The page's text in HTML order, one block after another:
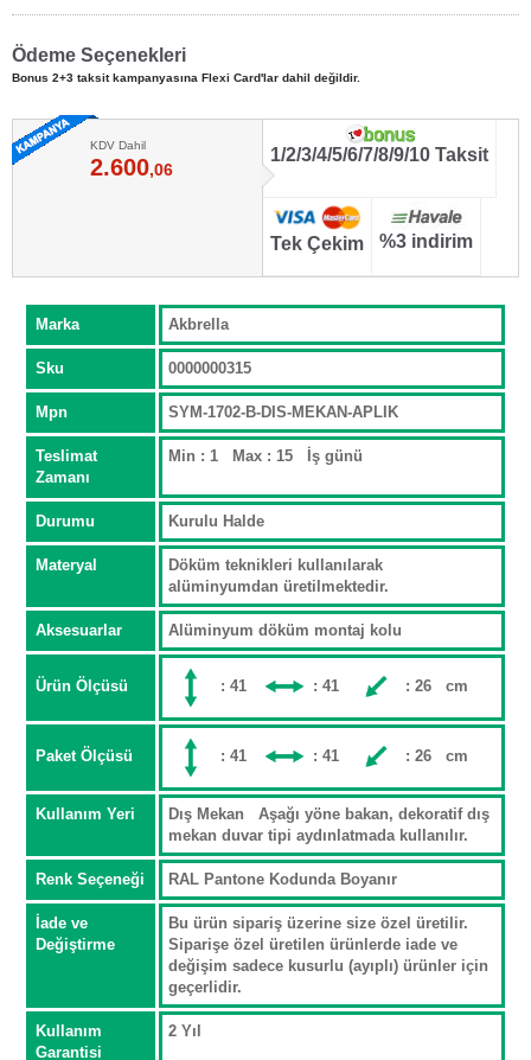
Ödeme Seçenekleri
Bonus 2+3 taksit kampanyasına Flexi Card'lar dahil değildir.
KDV Dahil
2.600,06
1/2/3/4/5/6/7/8/9/10 Taksit
Tek Çekim %3 indirim
Marka Akbrella
Sku 0000000315
Mpn SYM-1702-B-DIS-MEKAN-APLIK
Teslimat
Zamanı
Min : 1 Max : 15 İş günü
Durumu Kurulu Halde
Materyal
Döküm teknikleri kullanılarak
alüminyumdan üretilmektedir.
Aksesuarlar Alüminyum döküm montaj kolu
Ürün Ölçüsü : 41 : 41 : 26 cm
Paket Ölçüsü : 41 : 41 : 26 cm
Kullanım Yeri
Dış Mekan Aşağı yöne bakan, dekoratif dış
mekan duvar tipi aydınlatmada kullanılır.
Renk Seçeneği RAL Pantone Kodunda Boyanır
İade ve
Değiştirme
Bu ürün sipariş üzerine size özel üretilir.
Siparişe özel üretilen ürünlerde iade ve
değişim sadece kusurlu (ayıplı) ürünler için
geçerlidir.
Kullanım
Garantisi
2 Yıl